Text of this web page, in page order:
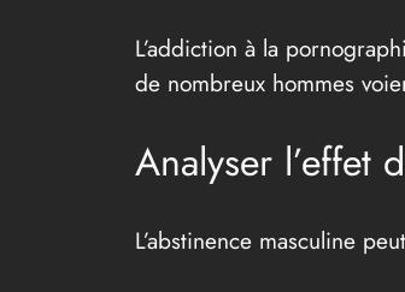
L’addiction à la
de nombreux hommes
Analyser l’effet
L’abstinence masculine